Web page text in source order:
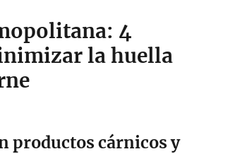
4
la huella
productos cárnicos y